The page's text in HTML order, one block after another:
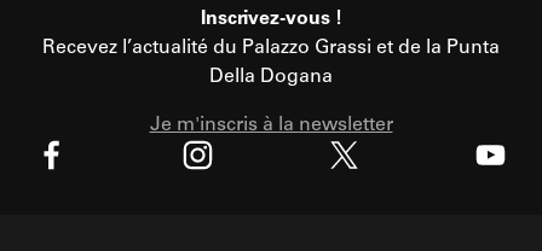
Inscrivez-vous !
Recevez l’actualité du Palazzo Grassi et de la Punta
Della Dogana
Je m'inscris à la newsletter